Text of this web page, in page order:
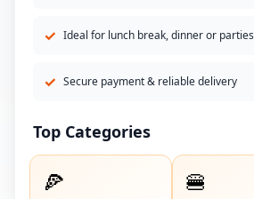
✓ Ideal for lunch break, dinner or parties
✓ Secure payment & reliable delivery
Top Categories
🍕 🍔